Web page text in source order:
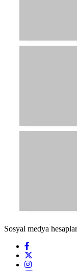
Sosyal medya